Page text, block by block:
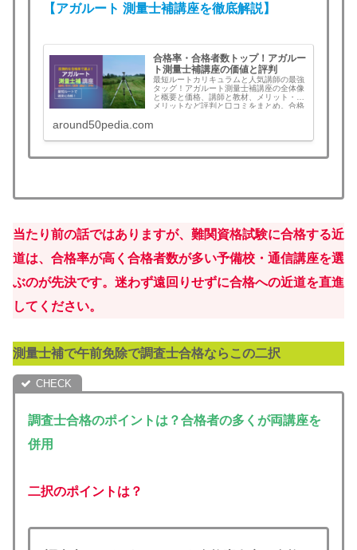
【アガルート 測量士補講座を徹底解説】
合格率・合格者数トップ！アガルー
ト測量士補講座の価値と評判
最短ルートカリキュラムと人気講師の最強
タッグ！アガルート測量士補講座の全体像
と概要と価格、講師と教材、メリット・デ
メリットなど評判と口コミをまとめ。合格
午前免除ならセットでお得！
around50pedia.com
当たり前の話ではありますが、難関資格試験に合格する近
道は、合格率が高く合格者数が多い予備校・通信講座を選
ぶのが先決です。迷わず遠回りせずに合格への近道を直進
してください。
測量士補で午前免除で調査士合格ならこの二択
調査士合格のポイントは？合格者の多くが両講座を
併用
二択のポイントは？